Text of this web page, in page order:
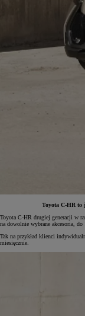
Yaris Cross
HYBRID
Toyota C-HR to
Toyota C-HR drugiej generacji w
na dowolnie wybrane akcesoria,
Tak na przykład klienci
miesięcznie.